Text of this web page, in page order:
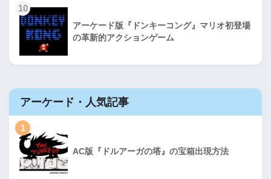
10
アーケード版『ドンキーコング』マリオ初登場
の革新的アクションゲーム
アーケード・人気記事
1
AC版『ドルアーガの塔』の宝箱出現方法